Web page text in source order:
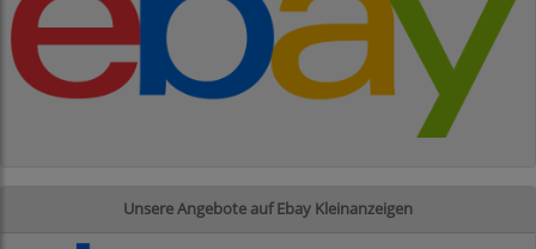
Unsere Angebote auf Ebay Kleinanzeigen